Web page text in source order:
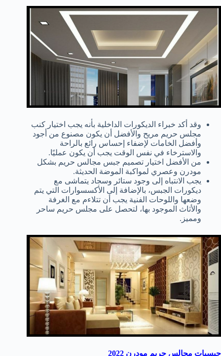
وقد أكد خبراء الديكورات الداخلية بأنه يجب اختيار كنب
مجلس حريم مريح والأفضل أن يكون مصنوع من أجود
وأفضل الخامات لإضفاء إحساس رائع بالراحة
والاسترخاء في نفس الوقت يجب أن يكون عمليًا.
من الأفضل اختيار تصميم جبس مجالس حريم بشكل
مودرن وعصري لمواكبة الموضة الحديثة.
يجب الانتباه إلى وجود ستائر وسجاد يتماشى مع
ديكورات الجبس، بالإضافة إلى الأكسسوارات التي يتم
وضعها واللوحات الفنية يجب أن تتلاءم مع الغرفة
والأثاث الموجود بها، لتحصل على مجلس حريم ساحر
ومميز.
جبسيات مجالس حريم مودرن 2022